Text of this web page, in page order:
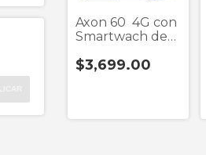
Axon 60 4G con
Smartwach de
$3,699.00